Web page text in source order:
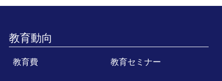
教育動向
教育費 教育セミナー